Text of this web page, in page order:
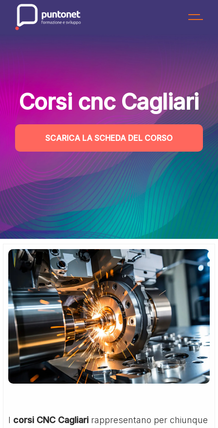
content
Corsi cnc Cagliari
SCARICA LA SCHEDA DEL CORSO
I corsi CNC Cagliari rappresentano per chiunque